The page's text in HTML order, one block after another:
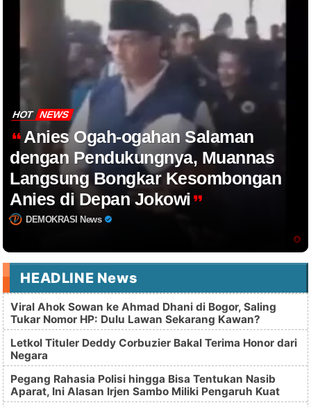
HOT NEWS
Anies Ogah-ogahan Salaman
dengan Pendukungnya, Muannas
Langsung Bongkar Kesombongan
Anies di Depan Jokowi
DEMOKRASI News
HEADLINE News
Viral Ahok Sowan ke Ahmad Dhani di Bogor, Saling
Tukar Nomor HP: Dulu Lawan Sekarang Kawan?
Letkol Tituler Deddy Corbuzier Bakal Terima Honor dari
Negara
Pegang Rahasia Polisi hingga Bisa Tentukan Nasib
Aparat, Ini Alasan Irjen Sambo Miliki Pengaruh Kuat